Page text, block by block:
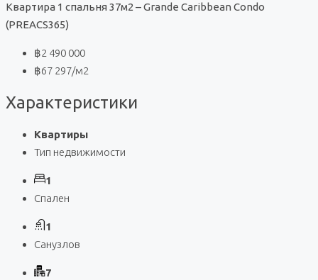
Квартира 1 спальня 37м2 – Grande Caribbean Condo
(PREACS365)
฿2 490 000
฿67 297/м2
Характеристики
Квартиры
Тип недвижимости
1
Спален
1
Санузлов
7